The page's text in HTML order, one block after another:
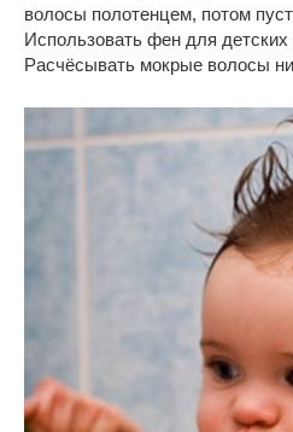
волосы полотенцем, потом
Использовать фен для
Расчёсывать мокрые волосы